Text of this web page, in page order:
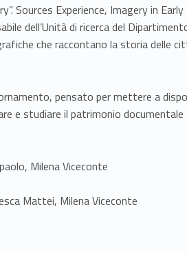
Sources Experience, Imagery in Early
dell’Unità di ricerca del
che raccontano la storia delle
pensato per mettere a
e studiare il patrimonio
Milena Viceconte
Mattei, Milena Viceconte